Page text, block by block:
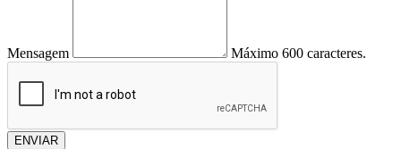
Mensagem Máximo 600 caracteres.
ENVIAR